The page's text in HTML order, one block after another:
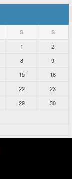
S S
1
2
8
9
15
16
22
23
29
30